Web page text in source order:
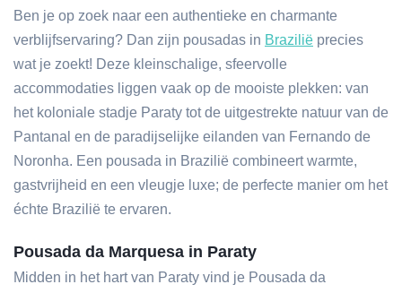
Ben je op zoek naar een authentieke en charmante
verblijfservaring? Dan zijn pousadas in Brazilië precies
wat je zoekt! Deze kleinschalige, sfeervolle
accommodaties liggen vaak op de mooiste plekken: van
het koloniale stadje Paraty tot de uitgestrekte natuur van de
Pantanal en de paradijselijke eilanden van Fernando de
Noronha. Een pousada in Brazilië combineert warmte,
gastvrijheid en een vleugje luxe; de perfecte manier om het
échte Brazilië te ervaren.
Pousada da Marquesa in Paraty
Midden in het hart van Paraty vind je Pousada da